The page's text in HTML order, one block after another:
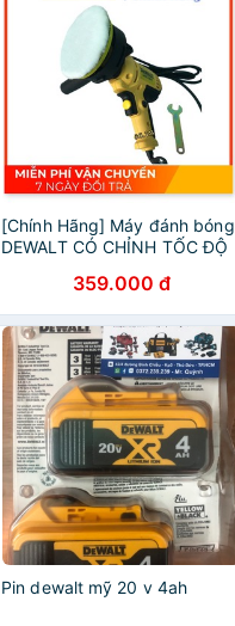
[Chính Hãng] Máy đánh bóng
DEWALT CÓ CHỈNH TỐC ĐỘ
359.000 đ
Pin dewalt mỹ 20 v 4ah